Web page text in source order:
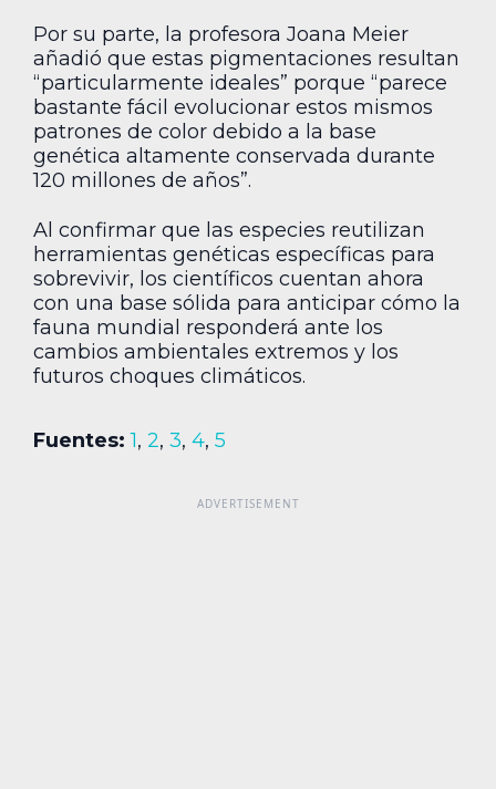
Por su parte, la profesora Joana Meier
añadió que estas pigmentaciones resultan
“particularmente ideales” porque “parece
bastante fácil evolucionar estos mismos
patrones de color debido a la base
genética altamente conservada durante
120 millones de años”.
Al confirmar que las especies reutilizan
herramientas genéticas específicas para
sobrevivir, los científicos cuentan ahora
con una base sólida para anticipar cómo la
fauna mundial responderá ante los
cambios ambientales extremos y los
futuros choques climáticos.
Fuentes: 1, 2, 3, 4, 5